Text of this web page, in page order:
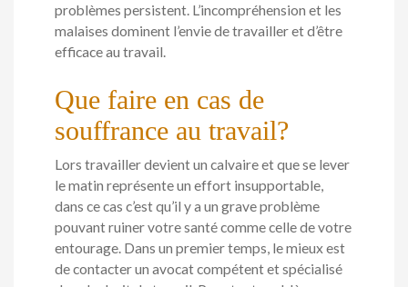
problèmes persistent. L’incompréhension et les
malaises dominent l’envie de travailler et d’être
efficace au travail.
Que faire en cas de
souffrance au travail?
Lors travailler devient un calvaire et que se lever
le matin représente un effort insupportable,
dans ce cas c’est qu’il y a un grave problème
pouvant ruiner votre santé comme celle de votre
entourage. Dans un premier temps, le mieux est
de contacter un avocat compétent et spécialisé